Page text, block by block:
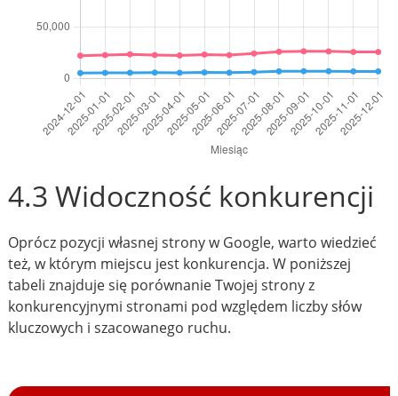
4.3 Widoczność konkurencji
Oprócz pozycji własnej strony w Google, warto wiedzieć
też, w którym miejscu jest konkurencja. W poniższej
tabeli znajduje się porównanie Twojej strony z
konkurencyjnymi stronami pod względem liczby słów
kluczowych i szacowanego ruchu.